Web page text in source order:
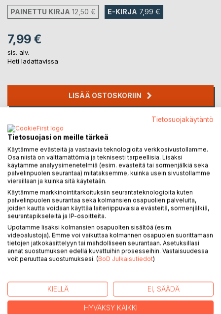
PAINETTU KIRJA 12,50 € E-KIRJA 7,99 €
7,99 €
sis. alv.
Heti ladattavissa
LISÄÄ OSTOSKORIIN
Lisää muistilistalle
Arvostele tuote
KUVAUS
Sisätautiopin dosentti Matti Miettinen piti 1980-luvulla monia
kokouksia Oskar Salosen säätiön tiloissa ja Finlandia-
talossa Helsingissä. Näissä kokouksissa moni kuulija antoi
profeetallisen lähetyslehden Ratkaisun aika, jota jaettiin
adventtiseurakunnan toimesta Suomen koteihin. Tästä
lehdestä on nyt tehty uusi ja värikuvitettu kirja.
Tietosuojakäytäntö
Tietosuojasi on meille tärkeä
Käytämme evästeitä ja vastaavia teknologioita verkkosivustollamme.
Osa niistä on välttämättömiä ja teknisesti tarpeellisia. Lisäksi
käytämme analyysimenetelmiä (esim. evästeitä tai sormenjälkiä sekä
palvelinpuolen seurantaa) mitataksemme, kuinka usein sivustollamme
vieraillaan ja kuinka sitä käytetään.
Käytämme markkinointitarkoituksiin seurantateknologioita kuten
palvelinpuolen seurantaa sekä kolmansien osapuolien palveluita,
joiden kautta voidaan käyttää laiteriippuvaisia evästeitä, sormenjälkiä,
seurantapikseleitä ja IP-osoitteita.
Upotamme lisäksi kolmansien osapuolten sisältöä (esim.
videoalustoja). Emme voi vaikuttaa kolmannen osapuolen suorittamaan
tietojen jatkokäsittelyyn tai mahdolliseen seurantaan. Asetuksillasi
annat suostumuksen edellä kuvattuihin prosesseihin. Vastaisuudessa
voit peruuttaa suostumuksesi. (BoD Julkaisutiedot)
KIELLÄ EI, SÄÄDÄ
HYVÄKSY KAIKKI